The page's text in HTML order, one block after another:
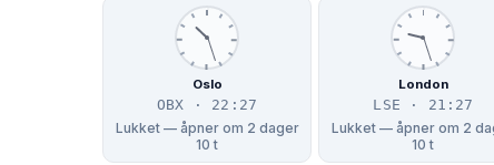
Oslo
OBX · 22:27
Lukket — åpner om 2 dager
10 t
London
LSE · 21:27
Lukket — åpner om 2
10 t